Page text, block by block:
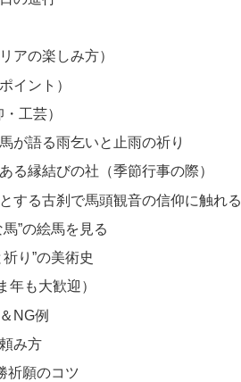
アの楽しみ方）
イント）
工芸）
が語る雨乞いと止雨の祈り
る縁結びの社（季節行事の際）
する古刹で馬頭観音の信仰に触れる
”の絵馬を見る
り”の美術史
も大歓迎）
NG例
み方
祈願のコツ